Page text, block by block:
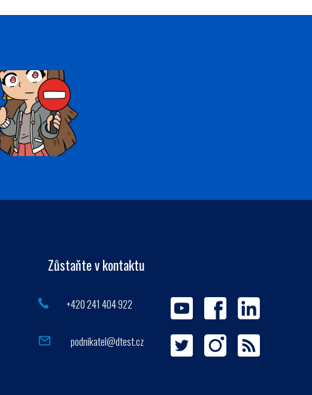
Zůstaňte v kontaktu
+420 241 404 922
podnikatel@dtest.cz